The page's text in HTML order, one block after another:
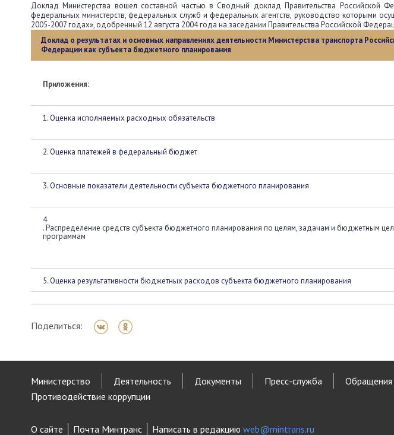
Доклад Министерства вошел составной частью в Сводный доклад Правительства Российской
федеральных министерств, федеральных служб и федеральных агентств, руководство которыми
2005-2007 годах», одобренный 12 августа 2004 года на заседании Правительства Российской
Доклад о результатах и основных направлениях деятельности Министерства транспорта
Федерации как субъекта бюджетного планирования
Приложения:
1. Оценка исполняемых расходных обязательств
2. Оценка платежей в федеральный бюджет
3. Основные показатели деятельности субъекта бюджетного планирования
4
. Распределение средств субъекта бюджетного планирования по целям, задачам и бюджетным
программам
5. Оценка результативности бюджетных расходов субъекта бюджетного планирования
Поделиться:
Министерство Деятельность Документы Пресс-служба Обращения
Противодействие коррупции
О сайте Почта Минтранс Написать в редакцию web@mintrans.ru